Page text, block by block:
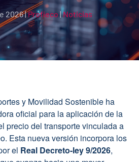
2026|Profieco|Noticias
y Movilidad Sostenible ha
oficial para la aplicación de la
precio del transporte vinculada a
Esta nueva versión incorpora los
el Real Decreto-ley 9/2026,